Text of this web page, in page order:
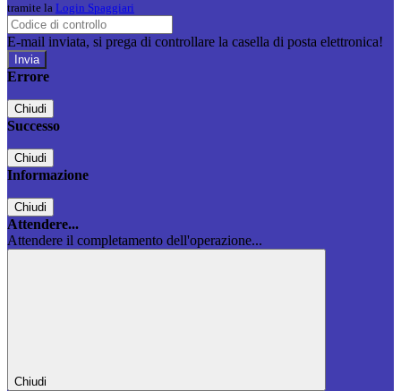
tramite la Login Spaggiari
E-mail inviata, si prega di controllare la casella di posta elettronica!
Errore
Chiudi
Successo
Chiudi
Informazione
Chiudi
Attendere...
Attendere il completamento dell'operazione...
Chiudi